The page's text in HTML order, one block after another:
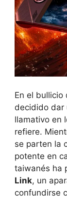
En el bullicio
decidido dar
llamativo en
refiere.
se parten la
potente en
taiwanés ha
Link, un
confundirse